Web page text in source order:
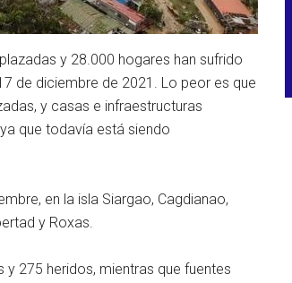
y 28.000 hogares han sufrido
de diciembre de 2021. Lo peor es que
y casas e infraestructuras
que todavía está siendo
en la isla Siargao, Cagdianao,
y Roxas.
275 heridos, mientras que fuentes